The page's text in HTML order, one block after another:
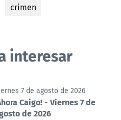
crimen
interesar
7 de agosto de 2026
Caigo! - Viernes 7 de
de 2026